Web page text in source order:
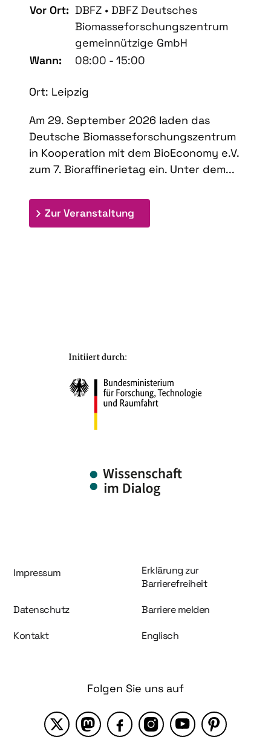
Vor Ort: DBFZ • DBFZ Deutsches
Biomasseforschungszentrum
gemeinnützige GmbH
Wann:
08:00 - 15:00
Ort: Leipzig
Am 29. September 2026 laden das
Deutsche Biomasseforschungszentrum
in Kooperation mit dem BioEconomy e.V.
zum 7. Bioraffinerietag ein. Unter dem...
Zur Veranstaltung
Information und Service
Impressum
Erklärung zur
Barrierefreiheit
Datenschutz Barriere melden
Kontakt Englisch
Folgen Sie uns auf